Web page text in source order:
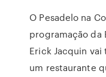
O Pesadelo na
programação da
Erick Jacquin
um restaurante